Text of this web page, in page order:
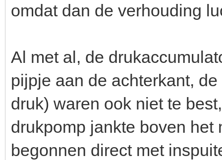
omdat dan de verhouding
Al met al, de
pijpje aan de achterkant,
druk) waren ook niet te
drukpomp jankte boven
begonnen direct met